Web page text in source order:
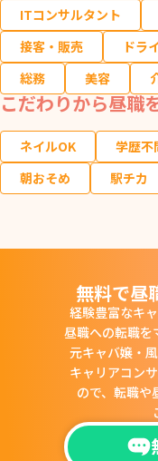
ITコンサルタント
接客・販売
ドラ
総務
美容
こだわりから昼職
ネイルOK 学歴不
朝おそめ
駅チカ
無料で昼
経験豊富なキ
昼職への転職を
元キャバ嬢・
キャリアコン
ので、 転職や